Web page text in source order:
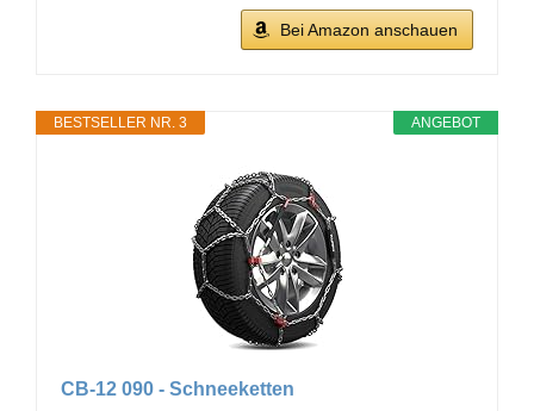
Bei Amazon anschauen
ANGEBOT
BESTSELLER NR. 3
CB-12 090 - Schneeketten